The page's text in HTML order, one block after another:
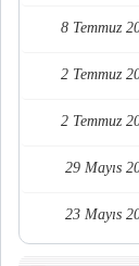
8 Temmuz
2 Temmuz
2 Temmuz
29 Mayıs
23 Mayıs